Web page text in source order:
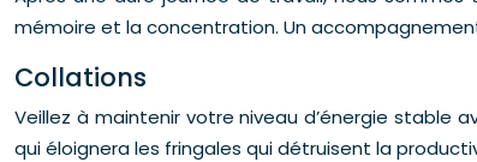
mémoire et la concentration. Un
Collations
Veillez à maintenir votre niveau d’énergie
qui éloignera les fringales qui détruisent la